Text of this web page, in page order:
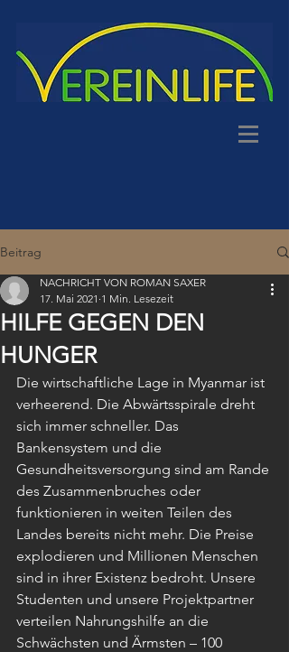
Beitrag
HILFE GEGEN DEN
HUNGER
NACHRICHT VON ROMAN SAXER
17. Mai 2021 1 Min. Lesezeit
Die wirtschaftliche Lage in Myanmar ist
verheerend. Die Abwärtsspirale dreht
sich immer schneller. Das
Bankensystem und die
Gesundheitsversorgung sind am Rande
des Zusammenbruches oder
funktionieren in weiten Teilen des
Landes bereits nicht mehr. Die Preise
explodieren und Millionen Menschen
sind in ihrer Existenz bedroht. Unsere
Studenten und unsere Projektpartner
verteilen Nahrungshilfe an die
Schwächsten und Ärmsten – 100